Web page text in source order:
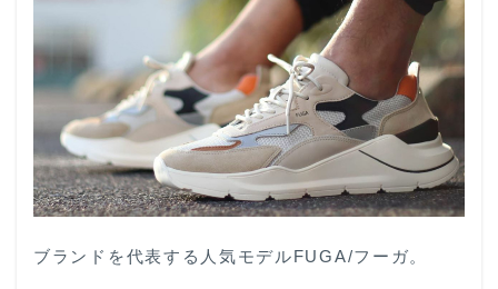
ブランドを代表する人気モデルFUGA/フーガ。